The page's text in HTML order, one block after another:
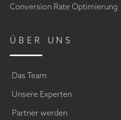
Conversion Rate Optimierung
ÜBER UNS
Das Team
Unsere Experten
Partner werden